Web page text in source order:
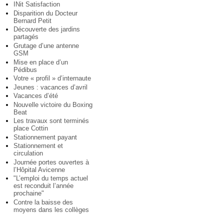
INit Satisfaction
Disparition du Docteur
Bernard Petit
Découverte des jardins
partagés
Grutage d’une antenne
GSM
Mise en place d’un
Pédibus
Votre « profil » d’internaute
Jeunes : vacances d’avril
Vacances d’été
Nouvelle victoire du Boxing
Beat
Les travaux sont terminés
place Cottin
Stationnement payant
Stationnement et
circulation
Journée portes ouvertes à
l’Hôpital Avicenne
"L’emploi du temps actuel
est reconduit l’année
prochaine"
Contre la baisse des
moyens dans les collèges